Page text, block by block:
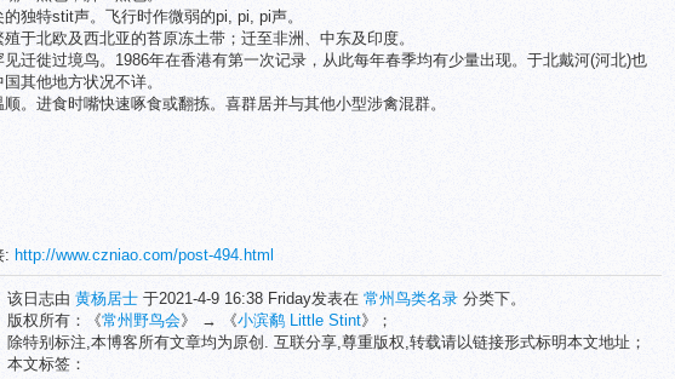
独特stit声。飞行时作微弱的pi, pi, pi声。
于北欧及西北亚的苔原冻土带；迁至非洲、中东及印度。
迁徙过境鸟。1986年在香港有第一次记录，从此每年春季均有少量出现。于北戴河(河北)也
其他地方状况不详。
。进食时嘴快速啄食或翻拣。喜群居并与其他小型涉禽混群。
: http://www.czniao.com/post-494.html
该日志由 黄杨居士 于2021-4-9 16:38 Friday发表在 常州鸟类名录 分类下。
版权所有：《常州野鸟会》 → 《小滨鹬 Little Stint》；
除特别标注,本博客所有文章均为原创. 互联分享,尊重版权,转载请以链接形式标明本文地址；
本文标签：